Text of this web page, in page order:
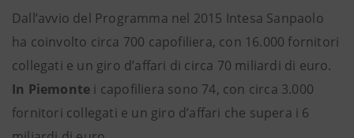
Dall’avvio del Programma nel 2015 Intesa Sanpaolo
ha coinvolto circa 700 capofiliera, con 16.000 fornitori
collegati e un giro d’affari di circa 70 miliardi di euro.
In Piemonte i capofiliera sono 74, con circa 3.000
fornitori collegati e un giro d’affari che supera i 6